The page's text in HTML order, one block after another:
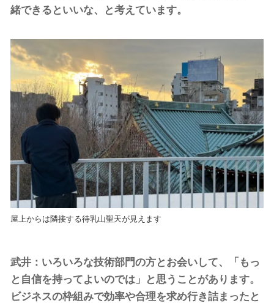
緒できるといいな、と考えています。
屋上からは隣接する待乳山聖天が見えます
武井：いろいろな技術部門の方とお会いして、「もっ
と自信を持ってよいのでは」と思うことがあります。
ビジネスの枠組みで効率や合理を求め行き詰まったと